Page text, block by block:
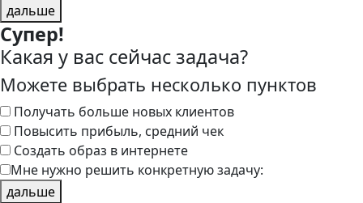
дальше
Супер!
Какая у вас сейчас задача?
Можете выбрать несколько пунктов
Получать больше новых клиентов
Повысить прибыль, средний чек
Создать образ в интернете
Мне нужно решить конкретную задачу:
дальше